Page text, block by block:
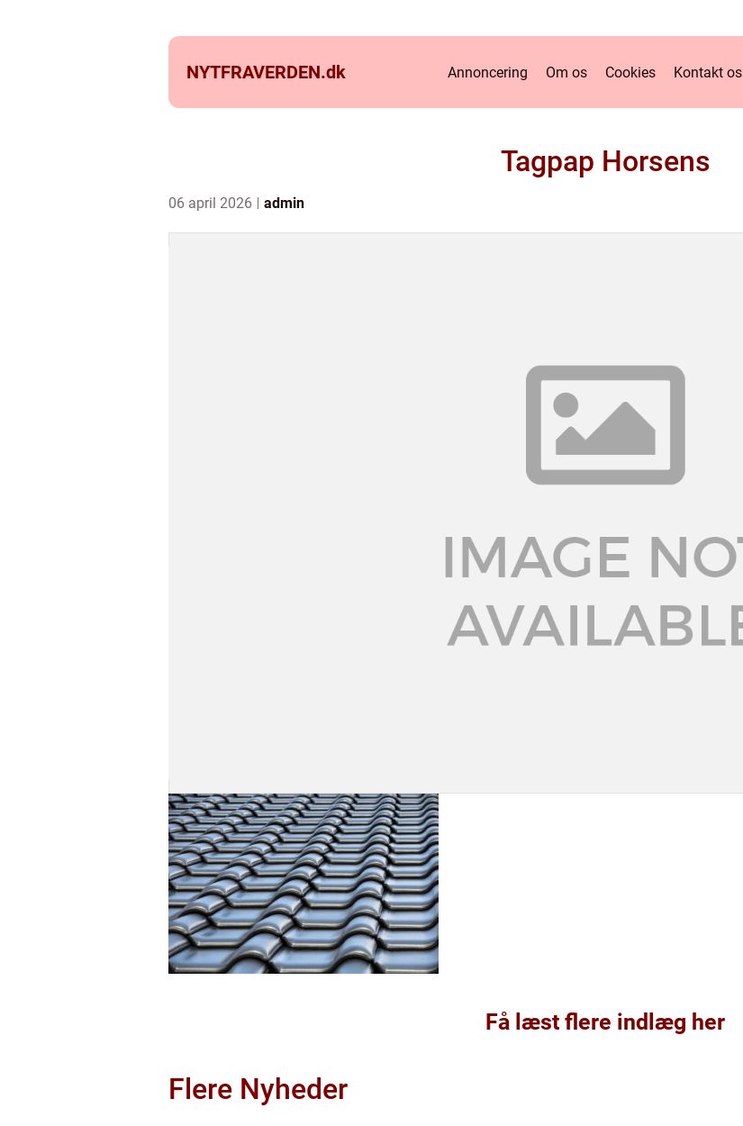
NYTFRAVERDEN.dk Annoncering Om os Cookies Kontakt os
Tagpap Horsens
06 april 2026 admin
Få læst flere indlæg her
Flere Nyheder